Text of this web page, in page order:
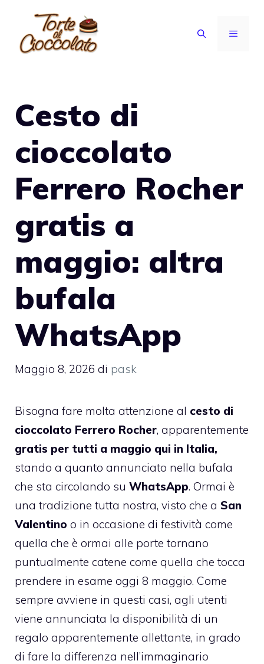
contenuto
MENU
Cesto di
cioccolato
Ferrero Rocher
gratis a
maggio: altra
bufala
WhatsApp
Maggio 8, 2026 di pask
Bisogna fare molta attenzione al cesto di
cioccolato Ferrero Rocher, apparentemente
gratis per tutti a maggio qui in Italia,
stando a quanto annunciato nella bufala
che sta circolando su WhatsApp. Ormai è
una tradizione tutta nostra, visto che a San
Valentino o in occasione di festività come
quella che è ormai alle porte tornano
puntualmente catene come quella che tocca
prendere in esame oggi 8 maggio. Come
sempre avviene in questi casi, agli utenti
viene annunciata la disponibilità di un
regalo apparentemente allettante, in grado
di fare la differenza nell’immaginario